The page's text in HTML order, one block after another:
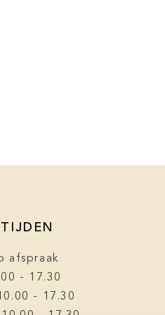
afspraak
- 17.30
- 17.30